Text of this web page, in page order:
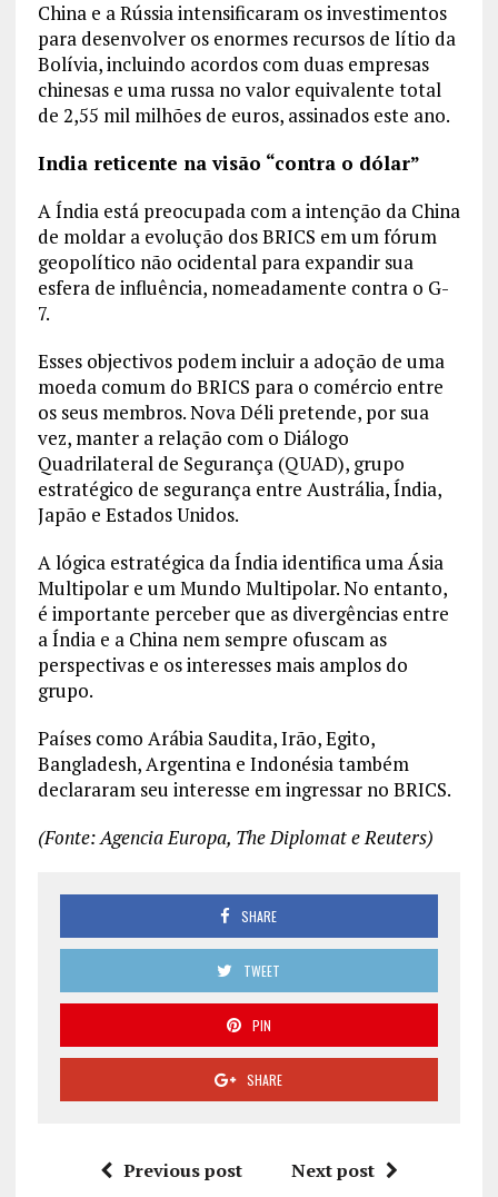
China e a Rússia intensificaram os investimentos
para desenvolver os enormes recursos de lítio da
Bolívia, incluindo acordos com duas empresas
chinesas e uma russa no valor equivalente total
de 2,55 mil milhões de euros, assinados este ano.
India reticente na visão “contra o dólar”
A Índia está preocupada com a intenção da China
de moldar a evolução dos BRICS em um fórum
geopolítico não ocidental para expandir sua
esfera de influência, nomeadamente contra o G-
7.
Esses objectivos podem incluir a adoção de uma
moeda comum do BRICS para o comércio entre
os seus membros. Nova Déli pretende, por sua
vez, manter a relação com o Diálogo
Quadrilateral de Segurança (QUAD), grupo
estratégico de segurança entre Austrália, Índia,
Japão e Estados Unidos.
A lógica estratégica da Índia identifica uma Ásia
Multipolar e um Mundo Multipolar. No entanto,
é importante perceber que as divergências entre
a Índia e a China nem sempre ofuscam as
perspectivas e os interesses mais amplos do
grupo.
Países como Arábia Saudita, Irão, Egito,
Bangladesh, Argentina e Indonésia também
declararam seu interesse em ingressar no BRICS.
(Fonte: Agencia Europa, The Diplomat e Reuters)
SHARE
TWEET
PIN
SHARE
Previous post Next post